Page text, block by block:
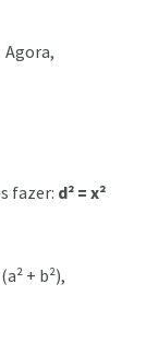
Agora,
fazer: d² = x²
+ b²),